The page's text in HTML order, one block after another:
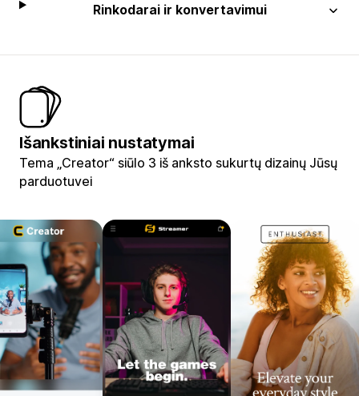
Rinkodarai ir konvertavimui
Išankstiniai nustatymai
Tema „Creator“ siūlo 3 iš anksto sukurtų dizainų Jūsų
parduotuvei